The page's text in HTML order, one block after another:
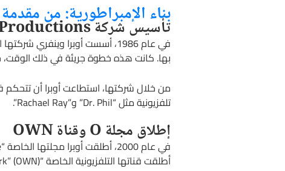
بناء الإمبراطورية: من
تأسيس شركة Harpo Productions
بها. كانت هذه خطوة جريئة في ذلك الوقت،
تلفزيونية مثل “Dr. Phil” و”Rachael Ray”.
إطلاق مجلة O وقناة OWN
أطلقت قناتها التلفزيونية الخاصة “Oprah Winfrey Network” (OWN)، لتصبح أول امرأة سوداء تمتلك قناة تلفزيونية.